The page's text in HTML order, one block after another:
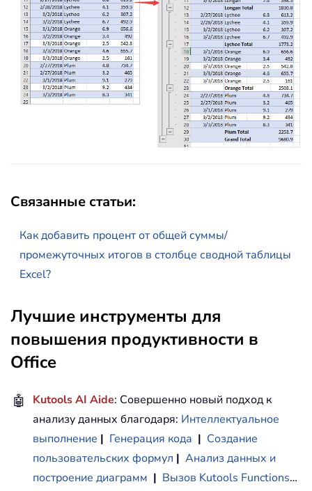
Связанные статьи:
Как добавить процент от общей суммы/
промежуточных итогов в столбце сводной таблицы
Excel?
Лучшие инструменты для
повышения продуктивности в
Office
🤖 Kutools AI Aide: Совершенно новый подход к
анализу данных благодаря: Интеллектуальное
выполнение | Генерация кода | Создание
пользовательских формул | Анализ данных и
построение диаграмм | Вызов Kutools Functions…